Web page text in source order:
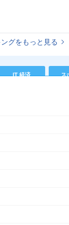
グをもっと見る
IT 経済 ス